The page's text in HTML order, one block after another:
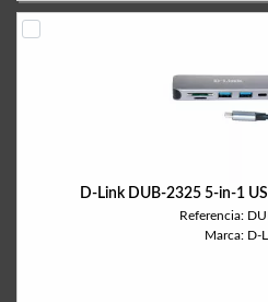
D-Link DUB-2325 5-in-1
Referencia:
Marca: D-